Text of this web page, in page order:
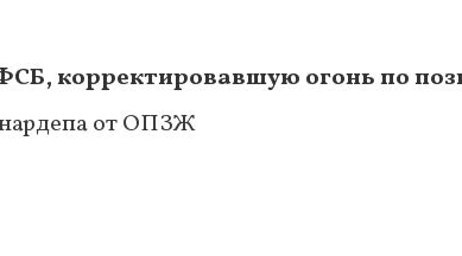
корректировавшую огонь по
от ОПЗЖ